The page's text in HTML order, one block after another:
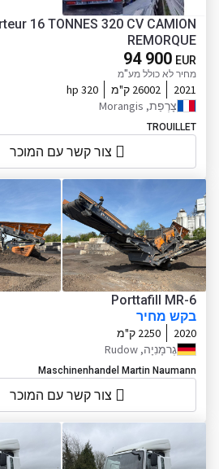
16 TONNES 320 CV CAMION
REMORQUE
94 900 EUR
מחיר לא כולל מע"מ
2021 26002 ק"מ
320 hp
צָרְפַת, Morangis
TROUILLET
צור קשר עם המוכר
Porttafill MR-6
בקש מחיר
2020
2250 ק"מ
גֶרמָנִיָה, Rudow
Maschinenhandel Martin Naumann
צור קשר עם המוכר